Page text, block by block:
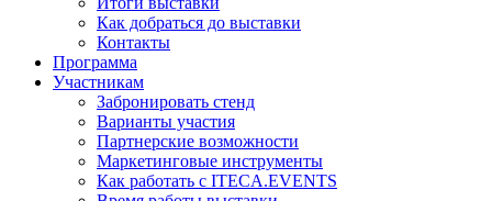
Как добраться до выставки
Контакты
Программа
Участникам
Забронировать стенд
Варианты участия
Партнерские возможности
Маркетинговые инструменты
Как работать с ITECA.EVENTS